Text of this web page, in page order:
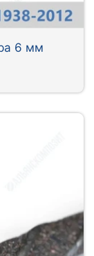
6 мм